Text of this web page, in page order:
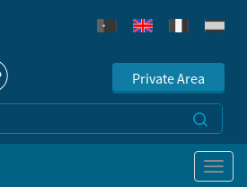
Private Area